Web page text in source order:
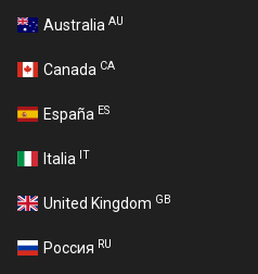
Australia AU
Canada CA
España ES
Italia IT
United Kingdom GB
Россия RU